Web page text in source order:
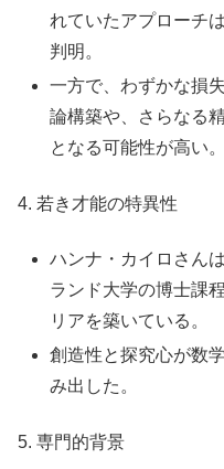
れていたアプローチ
判明。
一方で、わずかな損
論構築や、さらなる
となる可能性が高い。
4. 若き才能の特異性
ハンナ・カイロさん
ランド大学の博士課
リアを築いている。
創造性と探究心が数
み出した。
5. 専門的背景